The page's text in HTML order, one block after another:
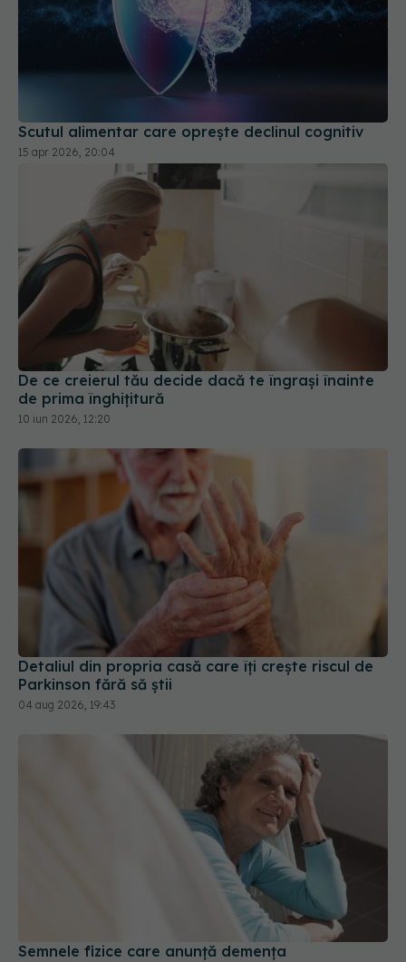
Scutul alimentar care oprește declinul cognitiv
15 apr 2026, 20:04
De ce creierul tău decide dacă te îngrași înainte
de prima înghițitură
10 iun 2026, 12:20
Detaliul din propria casă care îți crește riscul de
Parkinson fără să știi
04 aug 2026, 19:43
Semnele fizice care anunță demența